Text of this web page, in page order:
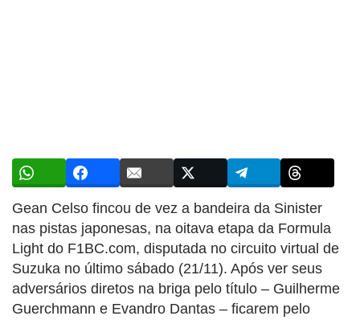
Gean Celso fincou de vez a bandeira da Sinister
nas pistas japonesas, na oitava etapa da Formula
Light do F1BC.com, disputada no circuito virtual de
Suzuka no último sábado (21/11). Após ver seus
adversários diretos na briga pelo título – Guilherme
Guerchmann e Evandro Dantas – ficarem pelo